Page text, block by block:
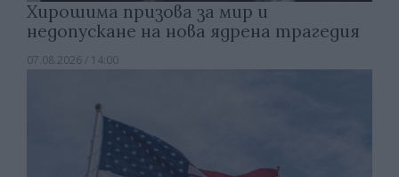
Хирошима призова за мир и
недопускане на нова ядрена трагедия
07.08.2026 / 14:00